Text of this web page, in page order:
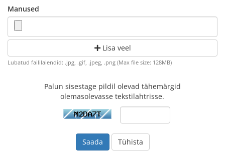
Manused
Lisa veel
Lubatud faililaiendid: .jpg, .gif, .jpeg, .png (Max file size: 128MB)
Palun sisestage pildil olevad tähemärgid
olemasolevasse tekstilahtrisse.
Tühista